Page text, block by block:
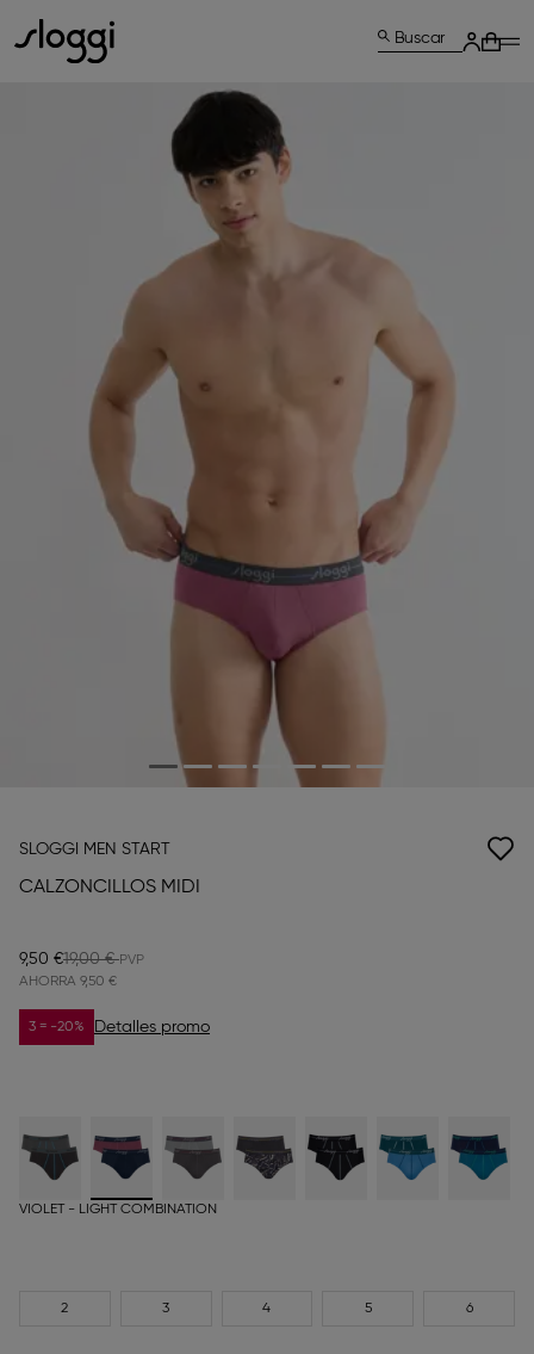
Buscar
SLOGGI MEN START
CALZONCILLOS MIDI
9,50 €19,00 €
AHORRA 9,50 €
3 = -20% Detalles promo
VIOLET - LIGHT COMBINATION
2 3 4 5 6